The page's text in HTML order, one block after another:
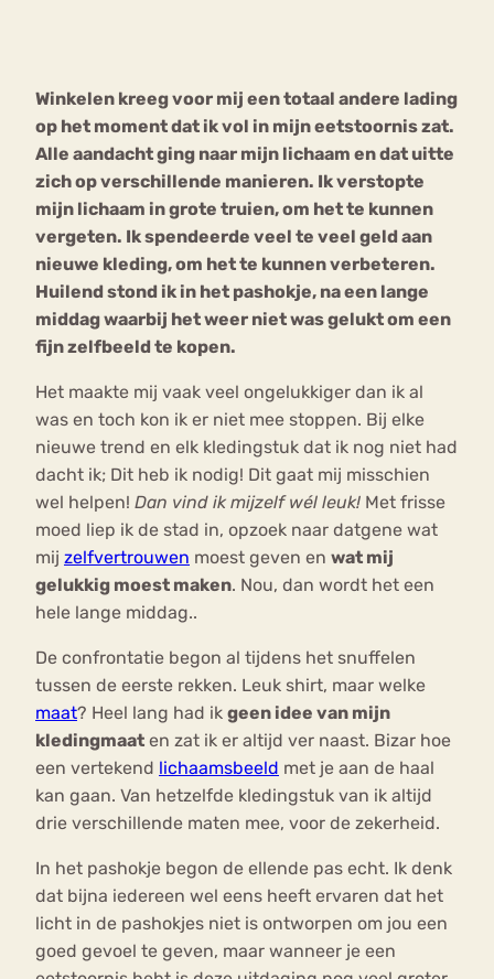
Winkelen kreeg voor mij een totaal andere lading
op het moment dat ik vol in mijn eetstoornis zat.
Alle aandacht ging naar mijn lichaam en dat uitte
zich op verschillende manieren. Ik verstopte
mijn lichaam in grote truien, om het te kunnen
vergeten. Ik spendeerde veel te veel geld aan
nieuwe kleding, om het te kunnen verbeteren.
Huilend stond ik in het pashokje, na een lange
middag waarbij het weer niet was gelukt om een
fijn zelfbeeld te kopen.
Het maakte mij vaak veel ongelukkiger dan ik al
was en toch kon ik er niet mee stoppen. Bij elke
nieuwe trend en elk kledingstuk dat ik nog niet had
dacht ik; Dit heb ik nodig! Dit gaat mij misschien
wel helpen! Dan vind ik mijzelf wél leuk! Met frisse
moed liep ik de stad in, opzoek naar datgene wat
mij zelfvertrouwen moest geven en wat mij
gelukkig moest maken. Nou, dan wordt het een
hele lange middag..
De confrontatie begon al tijdens het snuffelen
tussen de eerste rekken. Leuk shirt, maar welke
maat? Heel lang had ik geen idee van mijn
kledingmaat en zat ik er altijd ver naast. Bizar hoe
een vertekend lichaamsbeeld met je aan de haal
kan gaan. Van hetzelfde kledingstuk van ik altijd
drie verschillende maten mee, voor de zekerheid.
In het pashokje begon de ellende pas echt. Ik denk
dat bijna iedereen wel eens heeft ervaren dat het
licht in de pashokjes niet is ontworpen om jou een
goed gevoel te geven, maar wanneer je een
Forum
mia
Nerv
osa
Eetstoornis Anorexia Nervosa
Eetbuien Piekeren Sport
Trauma
Orthorexia
Afvallen Angst